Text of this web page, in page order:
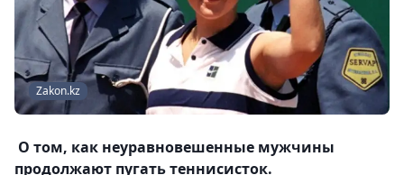
Zakon.kz
О том, как неуравновешенные мужчины
продолжают пугать теннисисток.